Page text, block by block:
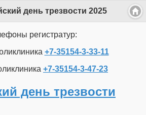
день трезвости 2025
регистратур:
+7-35154-3-33-11
+7-35154-3-47-23
день трезвости